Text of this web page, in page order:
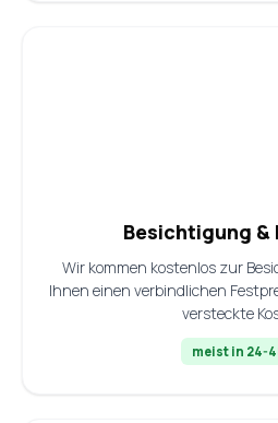
Besichtigung &
Wir kommen kostenlos zur
Ihnen einen verbindlichen
versteckte
meist in 24-